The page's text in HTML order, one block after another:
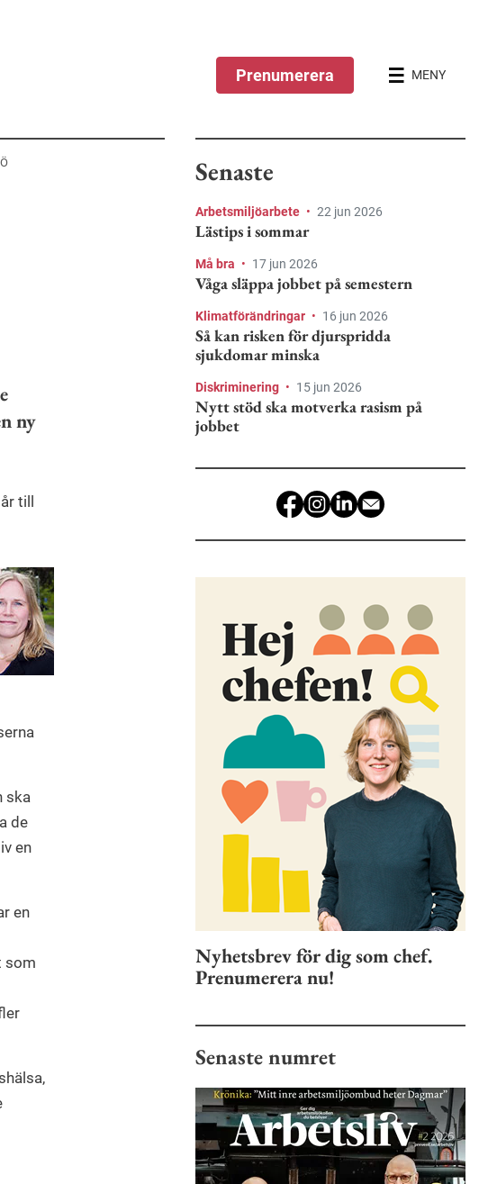
Prenumerera MENY
ny
till
ska
de
en
en
som
Senaste
Arbetsmiljöarbete • 22 jun 2026
Lästips i sommar
Må bra • 17 jun 2026
Våga släppa jobbet på semestern
Klimatförändringar • 16 jun 2026
Så kan risken för djurspridda
sjukdomar minska
Diskriminering • 15 jun 2026
Nytt stöd ska motverka rasism på
jobbet
Nyhetsbrev för dig som chef.
Prenumerera nu!
Senaste numret